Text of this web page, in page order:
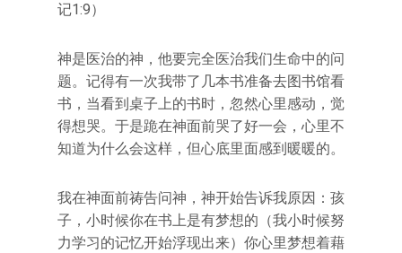
记1:9）
神是医治的神，他要完全医治我们生命中的问
题。记得有一次我带了几本书准备去图书馆看
书，当看到桌子上的书时，忽然心里感动，觉
得想哭。于是跪在神面前哭了好一会，心里不
知道为什么会这样，但心底里面感到暖暖的。
我在神面前祷告问神，神开始告诉我原因：孩
子，小时候你在书上是有梦想的（我小时候努
力学习的记忆开始浮现出来）你心里梦想着藉